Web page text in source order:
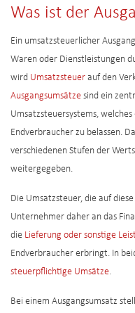
Was ist der
Ein umsatzsteuerlicher
Waren oder Dienstleistungen
wird Umsatzsteuer auf den
Ausgangsumsätze sind ein
Umsatzsteuersystems,
Endverbraucher zu belassen.
verschiedenen Stufen der
weitergegeben.
Die Umsatzsteuer, die auf
Unternehmer daher an das
die Lieferung oder sonstige
Endverbraucher erbringt. In
steuerpflichtige Umsätze.
Bei einem Ausgangsumsatz